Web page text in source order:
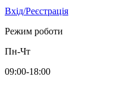
Вхід/Реєстрація
Режим роботи
Пн-Чт
09:00-18:00